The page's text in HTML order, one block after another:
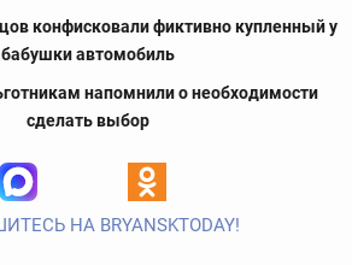
конфисковали фиктивно купленный у
бабушки автомобиль
напомнили о необходимости
сделать выбор
НА BRYANSKTODAY!